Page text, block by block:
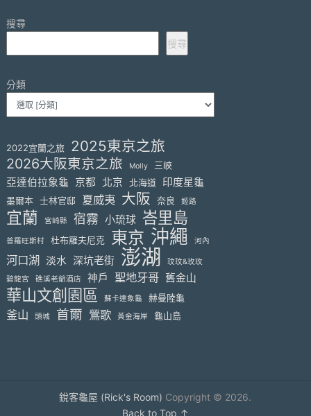
搜尋
搜尋
分類
2022宜蘭之旅 2025東京之旅
2026大阪東京之旅 Molly 三峽
亞達伯拉象龜 京都 北京 北海道 印度星龜
墨爾本 士林官邸 夏威夷 大阪 奈良 姬路
宜蘭 宮崎縣 宿霧 小琉球 峇里島
普羅旺斯村 杜布羅夫尼克 東京 沖繩 河內
河口湖 淡水 深坑老街 澎湖
玟玟&玫玫
碧龍宮
礁溪老爺酒店 神戶 聖地牙哥 舊金山
華山文創園區 蘇卡達象龜 赫曼陸龜
釜山 頭城 首爾 鶯歌 黃金海岸 龜山島
銳客龜屋 (Rick's Room) Copyright © 2026.
Back to Top ↑